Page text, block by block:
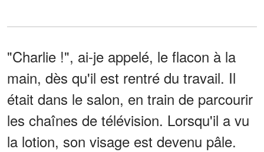
"Charlie !", ai-je appelé, le flacon à la
main, dès qu'il est rentré du travail. Il
était dans le salon, en train de parcourir
les chaînes de télévision. Lorsqu'il a vu
la lotion, son visage est devenu pâle.